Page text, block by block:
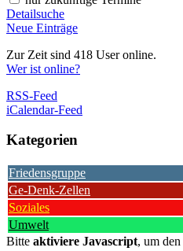
Detailsuche
Neue Einträge
Zur Zeit sind 418 User online.
Wer ist online?
RSS-Feed
iCalendar-Feed
Kategorien
Friedensgruppe
Ge-Denk-Zellen
Soziales
Umwelt
Bitte aktiviere Javascript, um